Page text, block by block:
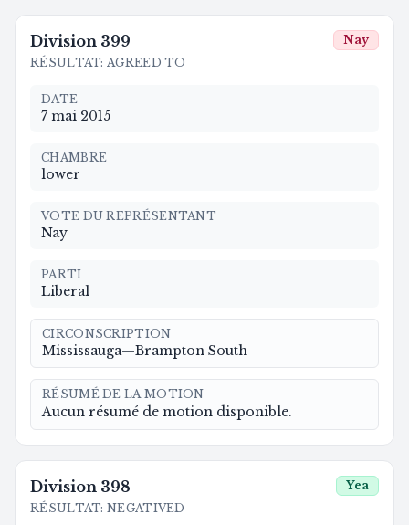
Division 399
RÉSULTAT: AGREED TO
Nay
DATE
7 mai 2015
CHAMBRE
lower
VOTE DU REPRÉSENTANT
Nay
PARTI
Liberal
CIRCONSCRIPTION
Mississauga—Brampton South
RÉSUMÉ DE LA MOTION
Aucun résumé de motion disponible.
Division 398
RÉSULTAT: NEGATIVED
Yea